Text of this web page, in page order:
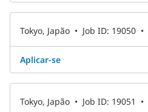
Tokyo, Japão • Job ID: 19050 •
Aplicar-se ​
Tokyo, Japão • Job ID: 19051 •